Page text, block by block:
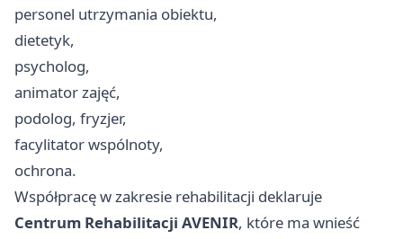
personel utrzymania obiektu,
dietetyk,
psycholog,
animator zajęć,
podolog, fryzjer,
facylitator wspólnoty,
ochrona.
Współpracę w zakresie rehabilitacji deklaruje
Centrum Rehabilitacji AVENIR, które ma wnieść